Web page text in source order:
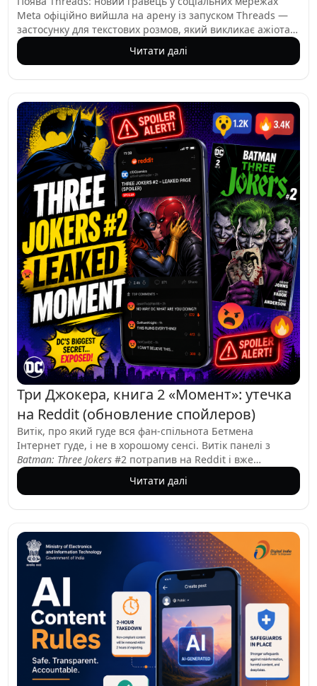
Meta офіційно вийшла на арену із запуском Threads —
застосунку для текстових розмов, який викликає ажіотаж
як потенційний конкурент Twitter. Доступний
безкоштовно в Apple App Store та Google Play, Threads
понад 5 мільйонів користувачів, а до кінця першого дня
ця цифра зросла до 30 мільйонів — свідчення попиту на
нову соціальну платформу.
Читати далі
Три Джокера, книга 2 «Момент»: утечка
на Reddit (обновление спойлеров)
Витік, про який гуде вся фан-спільнота Бетмена
Інтернет гуде, і не в хорошому сенсі. Витік панелі з
Batman: Three Jokers #2 потрапив на Reddit і вже
викликає гарячі дебати. Йдеться про момент між
Барбарою Ґордон (Бетґьорл) і Джейсоном Тоддом
розвитком подій, це не було зовсім несподіваним, але
від цього не менш вибуховим.
Читати далі